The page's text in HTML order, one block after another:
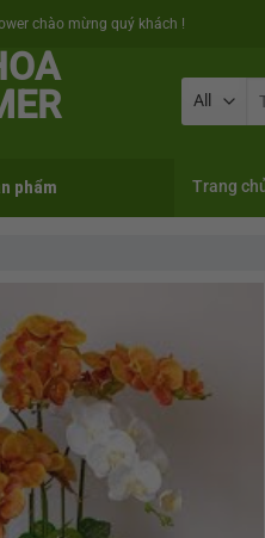
chào mừng quý khách !
phẩm Trang